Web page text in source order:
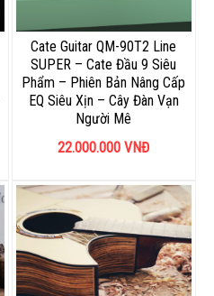
Cate Guitar QM-90T2 Line
SUPER – Cate Đầu 9 Siêu
Phẩm – Phiên Bản Nâng Cấp
EQ Siêu Xịn – Cây Đàn Vạn
Người Mê
22.000.000 VNĐ